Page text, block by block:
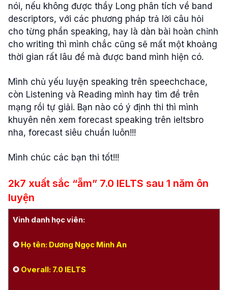
nói, nếu không được thầy Long phân tích về band
descriptors, với các phương pháp trả lời câu hỏi
cho từng phần speaking, hay là dàn bài hoàn chỉnh
cho writing thì mình chắc cũng sẽ mất một khoảng
thời gian rất lâu để mà được band mình hiện có.
Mình chủ yếu luyện speaking trên speechchace,
còn Listening và Reading mình hay tìm đề trên
mạng rồi tự giải. Bạn nào có ý định thi thì mình
khuyên nên xem forecast speaking trên ieltsbro
nha, forecast siêu chuẩn luôn!!!
Mình chúc các bạn thi tốt!!!
2k7 xuất sắc “ẵm” 7.0 IELTS sau 1 năm ôn
luyện
Vinh danh học viên:
✪ Họ tên: Dương Ngọc Minh An
✪ Overall: 7.0 IELTS